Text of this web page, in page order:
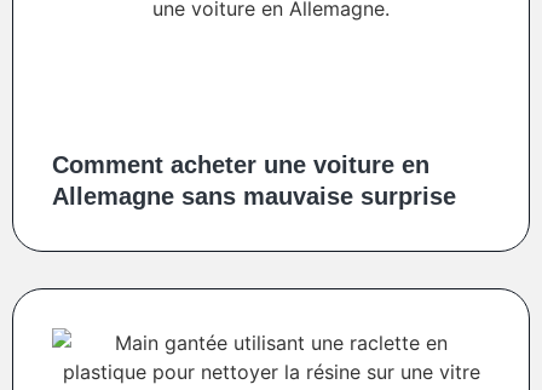
Comment acheter une voiture en
Allemagne sans mauvaise surprise